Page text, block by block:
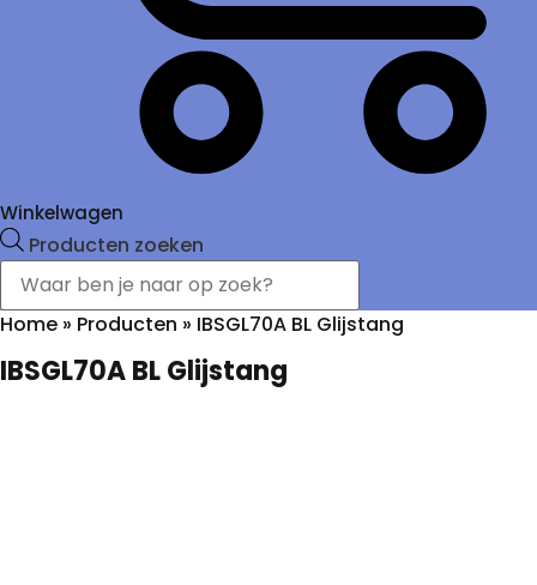
Winkelwagen
Producten zoeken
Home » Producten » IBSGL70A BL Glijstang
IBSGL70A BL Glijstang